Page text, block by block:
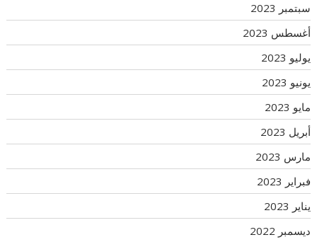
سبتمبر 2023
أغسطس 2023
يوليو 2023
يونيو 2023
مايو 2023
أبريل 2023
مارس 2023
فبراير 2023
يناير 2023
ديسمبر 2022